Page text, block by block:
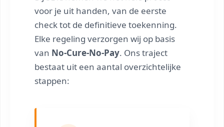
voor je uit handen, van de eerste
check tot de definitieve toekenning.
Elke regeling verzorgen wij op basis
van No-Cure-No-Pay. Ons traject
bestaat uit een aantal overzichtelijke
stappen: